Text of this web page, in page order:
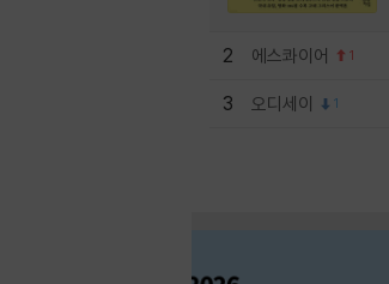
2 에스콰이어 1
3 오디세이 1